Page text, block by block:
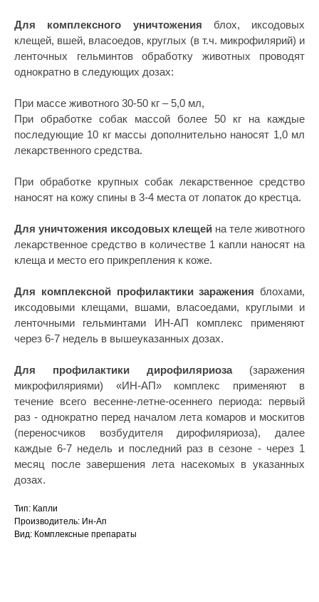
Для комплексного уничтожения блох, иксодовых
клещей, вшей, власоедов, круглых (в т.ч. микрофилярий) и
ленточных гельминтов обработку животных проводят
однократно в следующих дозах:
При массе животного 30-50 кг – 5,0 мл,
При обработке собак массой более 50 кг на каждые
последующие 10 кг массы дополнительно наносят 1,0 мл
лекарственного средства.
При обработке крупных собак лекарственное средство
наносят на кожу спины в 3-4 места от лопаток до крестца.
Для уничтожения иксодовых клещей на теле животного
лекарственное средство в количестве 1 капли наносят на
клеща и место его прикрепления к коже.
Для комплексной профилактики заражения блохами,
иксодовыми клещами, вшами, власоедами, круглыми и
ленточными гельминтами ИН-АП комплекс применяют
через 6-7 недель в вышеуказанных дозах.
Для профилактики дирофиляриоза(заражения
микрофиляриями) «ИН-АП» комплекс применяют в
течение всего весенне-летне-осеннего периода: первый
раз - однократно перед началом лета комаров и москитов
(переносчиков возбудителя дирофиляриоза), далее
каждые 6-7 недель и последний раз в сезоне - через 1
месяц после завершения лета насекомых в указанных
дозах.
Тип: Капли
Производитель: Ин-Ап
Вид: Комплексные препараты
не является публичной офертой.
Политика конфиденциальности
+7 (3452) 57-54-36Заказать звонок
Хотите у нас работать?
Правила оказания ветеринарной помощи